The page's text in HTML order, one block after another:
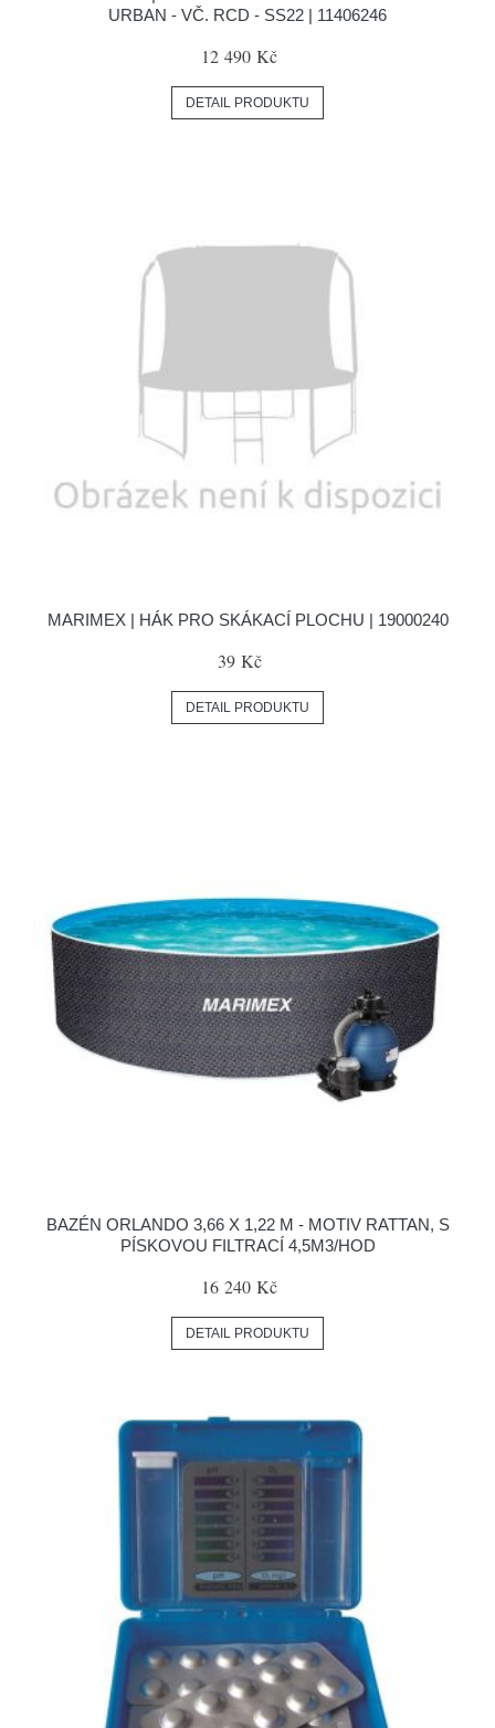
URBAN - VČ. RCD - SS22 | 11406246
12 490 Kč
DETAIL PRODUKTU
MARIMEX | HÁK PRO SKÁKACÍ PLOCHU | 19000240
39 Kč
DETAIL PRODUKTU
BAZÉN ORLANDO 3,66 X 1,22 M - MOTIV RATTAN, S
PÍSKOVOU FILTRACÍ 4,5M3/HOD
16 240 Kč
DETAIL PRODUKTU